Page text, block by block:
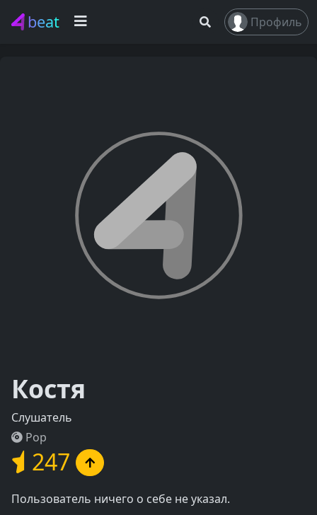
beat Профиль
Костя
Слушатель
Pop
247
Пользователь ничего о себе не указал.